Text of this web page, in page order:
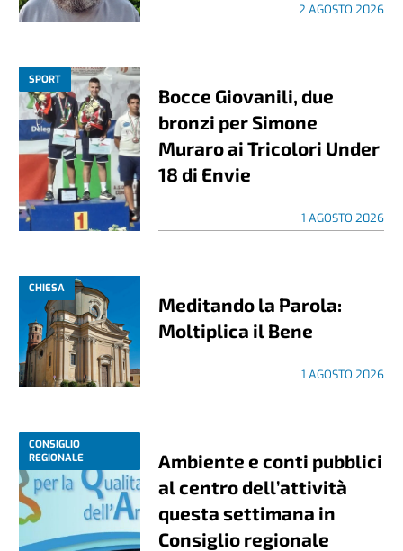
2 AGOSTO 2026
SPORT
Bocce Giovanili, due
bronzi per Simone
Muraro ai Tricolori Under
18 di Envie
1 AGOSTO 2026
CHIESA
Meditando la Parola:
Moltiplica il Bene
1 AGOSTO 2026
CONSIGLIO
REGIONALE
Ambiente e conti pubblici
al centro dell’attività
questa settimana in
Consiglio regionale